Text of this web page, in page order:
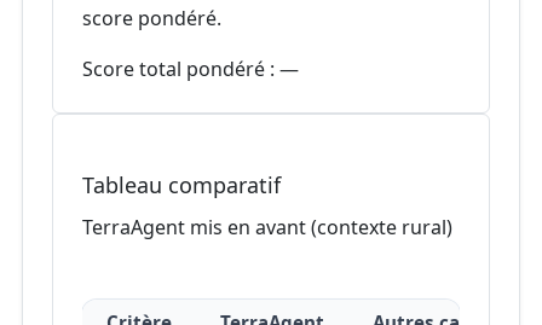
score pondéré.
Score total pondéré : —
Tableau comparatif
TerraAgent mis en avant (contexte rural)